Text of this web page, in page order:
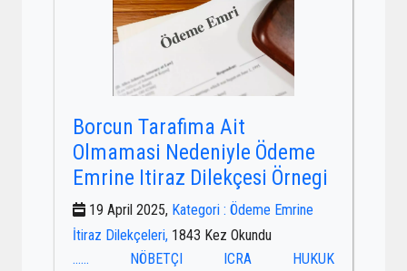
Borcun Tarafima Ait
Olmamasi Nedeniyle Ödeme
Emrine Itiraz Dilekçesi Örnegi
19 April 2025, Kategori : Ödeme Emrine
İtiraz Dilekçeleri, 1843 Kez Okundu
…… NÖBETÇI ICRA HUKUK